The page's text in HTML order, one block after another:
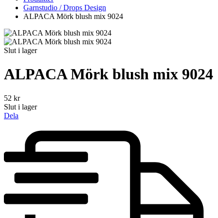
Garnstudio / Drops Design
ALPACA Mörk blush mix 9024
Slut i lager
ALPACA Mörk blush mix 9024
52 kr
Slut i lager
Dela